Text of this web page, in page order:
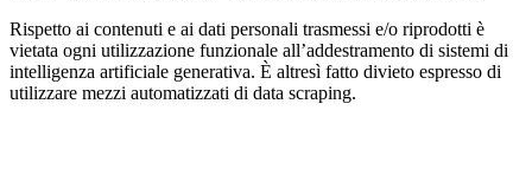
Rispetto ai contenuti e ai dati personali trasmessi e/o riprodotti è
vietata ogni utilizzazione funzionale all’addestramento di sistemi di
intelligenza artificiale generativa. È altresì fatto divieto espresso di
utilizzare mezzi automatizzati di data scraping.